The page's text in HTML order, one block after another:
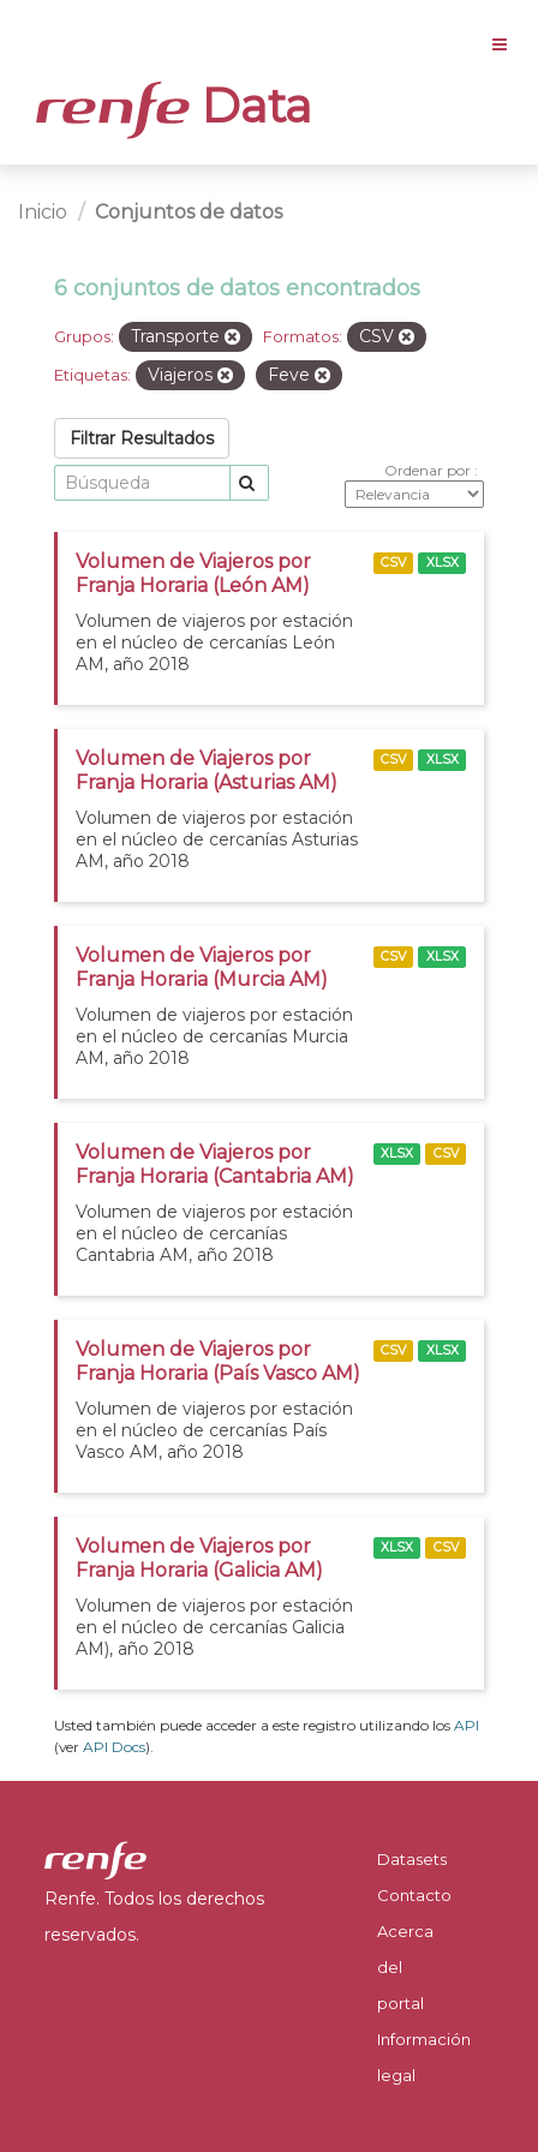
Data
Inicio Conjuntos de datos
6 conjuntos de datos encontrados
Grupos: Transporte Formatos: CSV
Etiquetas: Viajeros Feve
Filtrar Resultados
Ordenar por
Volumen de Viajeros por
Franja Horaria (León AM)
Volumen de viajeros por estación
en el núcleo de cercanías León
AM, año 2018
CSV XLSX
Volumen de Viajeros por
Franja Horaria (Asturias AM)
Volumen de viajeros por estación
en el núcleo de cercanías Asturias
AM, año 2018
CSV XLSX
Volumen de Viajeros por
Franja Horaria (Murcia AM)
Volumen de viajeros por estación
en el núcleo de cercanías Murcia
AM, año 2018
CSV XLSX
Volumen de Viajeros por
Franja Horaria (Cantabria AM)
Volumen de viajeros por estación
en el núcleo de cercanías
Cantabria AM, año 2018
XLSX CSV
Volumen de Viajeros por
Franja Horaria (País Vasco AM)
Volumen de viajeros por estación
en el núcleo de cercanías País
Vasco AM, año 2018
CSV XLSX
Volumen de Viajeros por
Franja Horaria (Galicia AM)
Volumen de viajeros por estación
en el núcleo de cercanías Galicia
AM), año 2018
XLSX CSV
Usted también puede acceder a este registro utilizando los API
(ver API Docs).
Renfe. Todos los derechos
reservados.
Datasets
Contacto
Acerca
del
portal
Información
legal